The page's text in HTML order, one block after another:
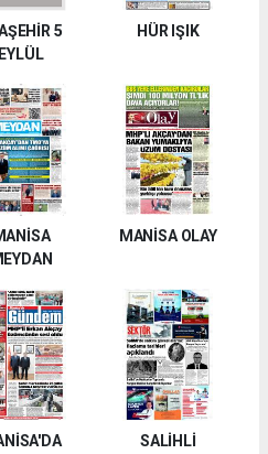
5
EYLÜL
HÜR IŞIK
MANİSA OLAY
SALİHLİ